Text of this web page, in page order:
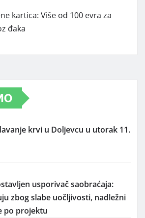
kartica: Više od 100 evra za
đaka
krvi u Doljevcu u utorak 11.
usporivač saobraćaja:
zbog slabe uočljivosti, nadležni
po projektu